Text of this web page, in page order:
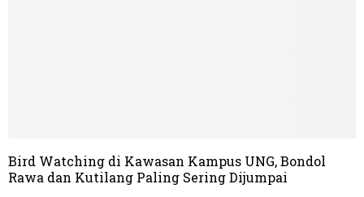
Bird Watching di Kawasan Kampus UNG, Bondol
Rawa dan Kutilang Paling Sering Dijumpai